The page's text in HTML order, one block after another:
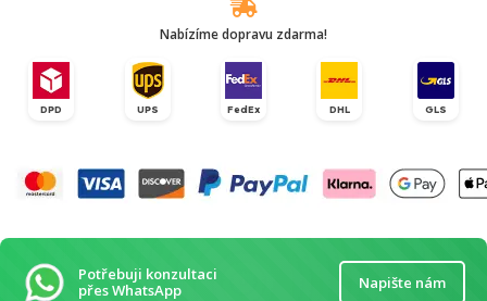
Nabízíme dopravu zdarma!
DPD UPS FedEx DHL GLS
Potřebuji konzultaci
přes WhatsApp
Napište nám